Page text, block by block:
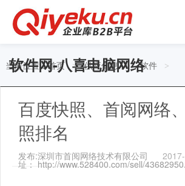
软件网-八喜电脑网络
当前位置：首页 > 供应信息 > 软件 >
百度快照、首阅网络
照排名
发布:深圳市首阅网络技术有限公司
址： http://www.528400.com/sell/